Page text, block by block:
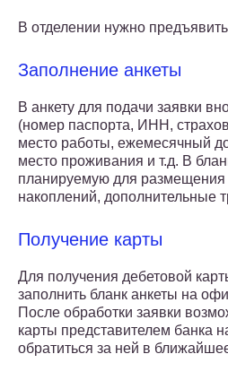
В отделении нужно
Заполнение анкеты
В анкету для подачи заявки
(номер паспорта, ИНН,
место работы, ежемесячный
место проживания и т.д. В
планируемую для размещения
накоплений, дополнительные
Получение карты
Для получения дебетовой
заполнить бланк анкеты на
После обработки заявки
карты представителем банка
обратиться за ней в